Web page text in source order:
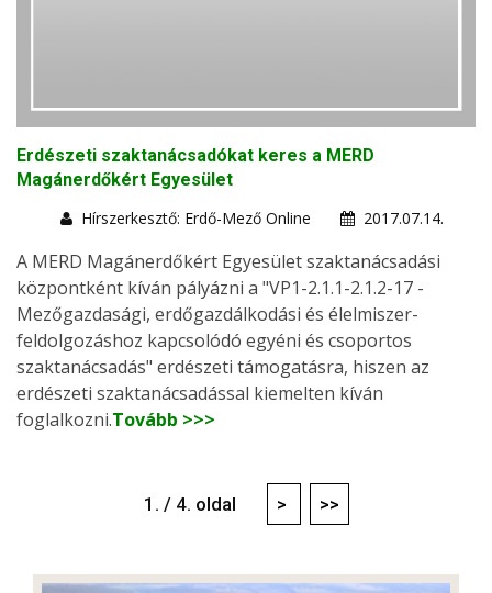
Erdészeti szaktanácsadókat keres a MERD
Magánerdőkért Egyesület
Hírszerkesztő: Erdő-Mező Online
2017.07.14.
A MERD Magánerdőkért Egyesület szaktanácsadási
központként kíván pályázni a "VP1-2.1.1-2.1.2-17 -
Mezőgazdasági, erdőgazdálkodási és élelmiszer-
feldolgozáshoz kapcsolódó egyéni és csoportos
szaktanácsadás" erdészeti támogatásra, hiszen az
erdészeti szaktanácsadással kiemelten kíván
foglalkozni.Tovább >>>
1. / 4. oldal > >>